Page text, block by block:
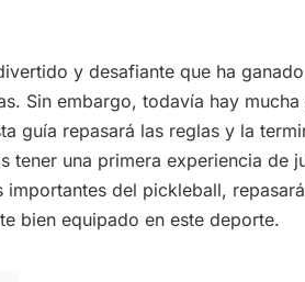
y desafiante que ha
Sin embargo, todavía hay
guía repasará las reglas y la
tener una primera experiencia de
del pickleball,
bien equipado en este deporte.